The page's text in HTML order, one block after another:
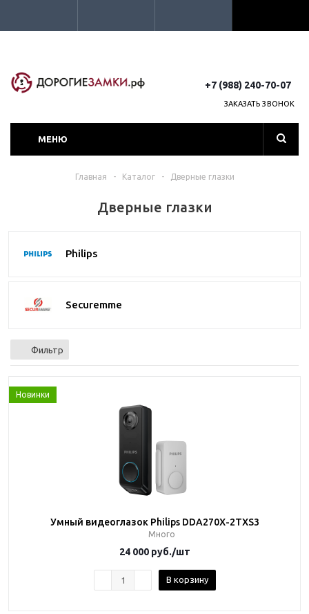
+7 (988) 240-70-07
ЗАКАЗАТЬ ЗВОНОК
МЕНЮ
Главная - Каталог - Дверные глазки
Дверные глазки
Philips
Securemme
Фильтр
Новинки
Умный видеоглазок Philips DDA270X-2TXS3
Много
24 000 руб./шт
В корзину